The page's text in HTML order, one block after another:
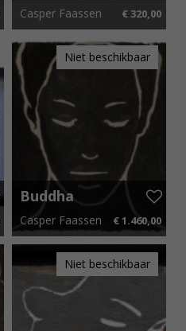
Casper Faassen € 320,00
Niet beschikbaar
Buddha
Lines
Casper Faassen € 1.460,00
88 cm x 88 cm € 21,90 p.m.
Niet beschikbaar